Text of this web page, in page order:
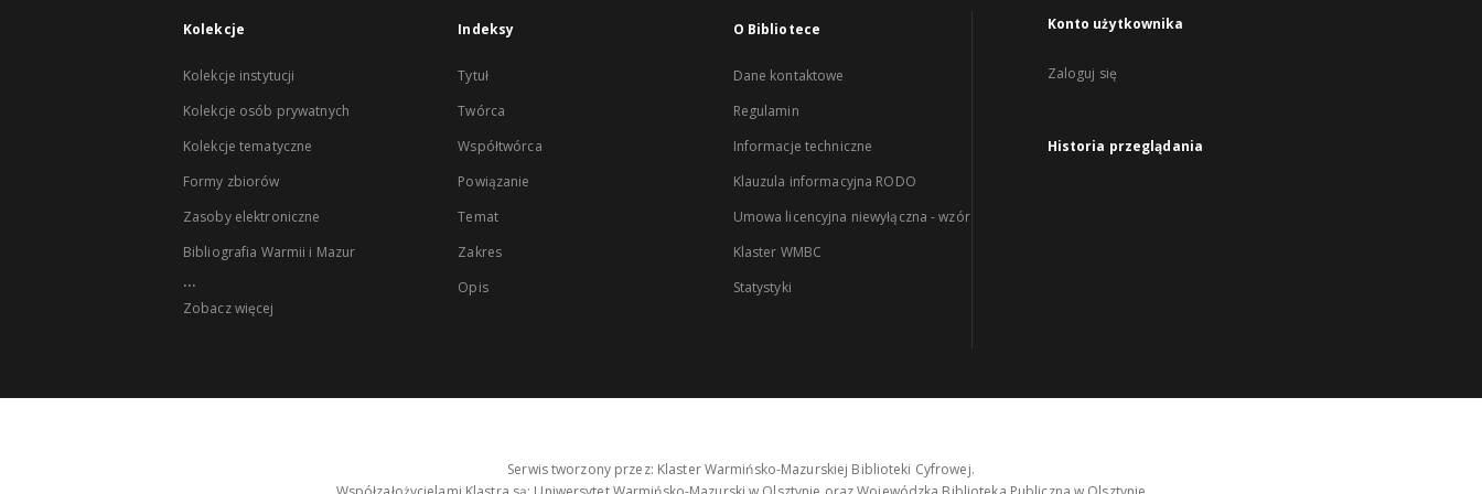
Kolekcje
Kolekcje instytucji
Kolekcje osób prywatnych
Kolekcje tematyczne
Formy zbiorów
Zasoby elektroniczne
Bibliografia Warmii i Mazur
...
Zobacz więcej
Indeksy
Tytuł
Twórca
Współtwórca
Powiązanie
Temat
Zakres
Opis
O Bibliotece
Dane kontaktowe
Regulamin
Informacje techniczne
Klauzula informacyjna RODO
Umowa licencyjna niewyłączna - wzór
Klaster WMBC
Statystyki
Konto użytkownika
Zaloguj się
Historia przeglądania
Serwis tworzony przez: Klaster Warmińsko-Mazurskiej Biblioteki Cyfrowej.